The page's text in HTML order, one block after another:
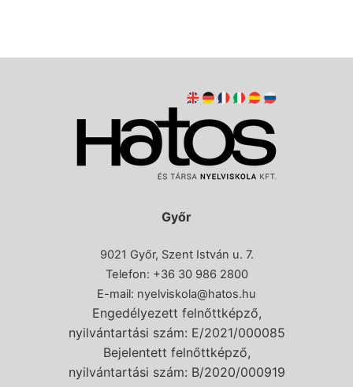
Győr
9021 Győr, Szent István u. 7.
Telefon: +36 30 986 2800
E-mail: nyelviskola@hatos.hu
Engedélyezett felnőttképző,
nyilvántartási szám: E/2021/000085
Bejelentett felnőttképző,
nyilvántartási szám: B/2020/000919